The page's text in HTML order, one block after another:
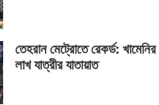
তেহরান মেট্রোতে রেকর্ড:
লাখ যাত্রীর যাতায়াত